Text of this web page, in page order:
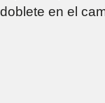
doblete en el